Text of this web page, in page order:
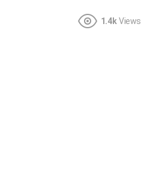
1.4k Views